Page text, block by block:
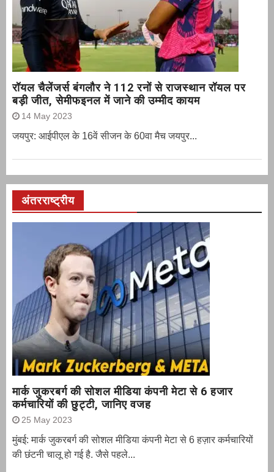
रॉयल चैलेंजर्स बंगलौर ने 112 रनों से राजस्थान रॉयल पर
बड़ी जीत, सेमीफइनल में जाने की उम्मीद कायम
14 May 2023
जयपुर: आईपीएल के 16वें सीजन के 60वा मैच जयपुर...
अंतरराष्ट्रीय
मार्क जुकरबर्ग की सोशल मीडिया कंपनी मेटा से 6 हजार
कर्मचारियों की छुट्टी, जानिए वजह
25 May 2023
मुंबई: मार्क जुकरबर्ग की सोशल मीडिया कंपनी मेटा से 6 हज़ार कर्मचारियों
की छंटनी चालू हो गई है. जैसे पहले...